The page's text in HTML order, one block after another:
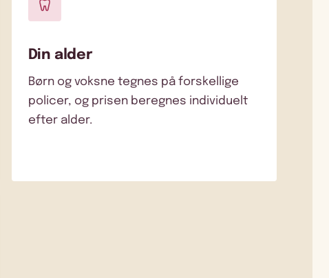
Din alder
Børn og voksne tegnes på forskellige
policer, og prisen beregnes individuelt
efter alder.